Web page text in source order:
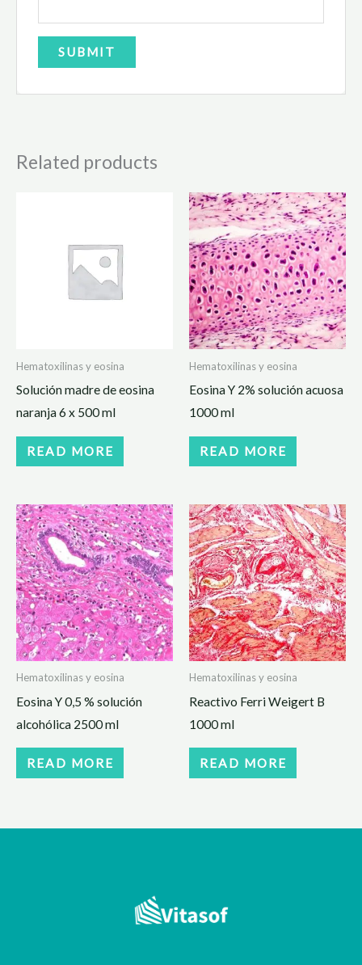
Related products
Hematoxilinas y eosina
Solución madre de eosina
naranja 6 x 500 ml
READ MORE
Hematoxilinas y eosina
Eosina Y 2% solución acuosa
1000 ml
READ MORE
Hematoxilinas y eosina
Eosina Y 0,5 % solución
alcohólica 2500 ml
READ MORE
Hematoxilinas y eosina
Reactivo Ferri Weigert B
1000 ml
READ MORE